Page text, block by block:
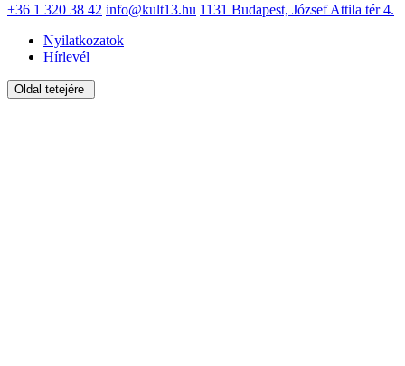
+36 1 320 38 42 info@kult13.hu 1131 Budapest, József Attila tér 4.
Nyilatkozatok
Hírlevél
Oldal tetejére